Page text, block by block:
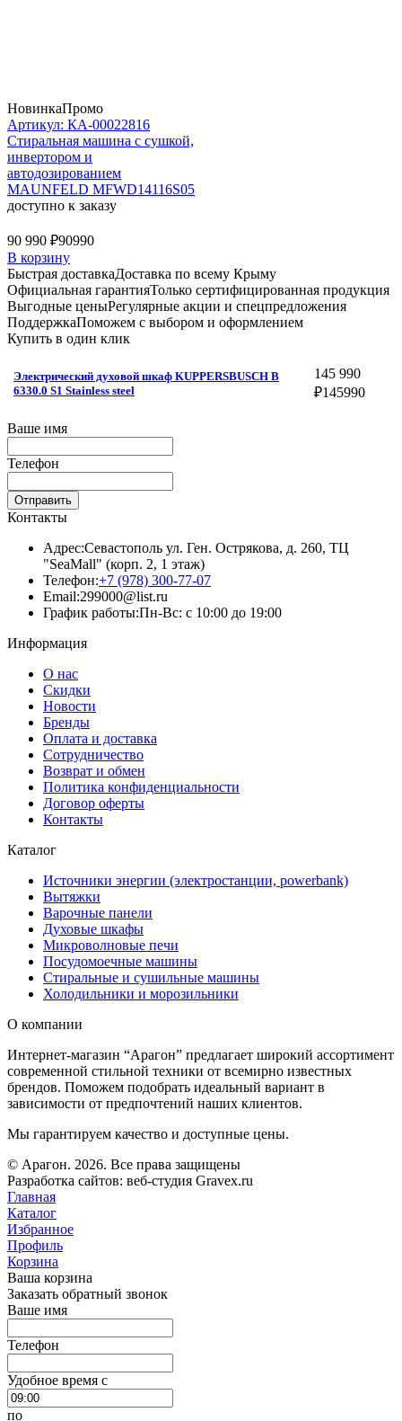
НовинкаПромо
Артикул: КА-00022816
Стиральная машина c сушкой,
инвертором и
автодозированием
MAUNFELD MFWD14116S05
доступно к заказу
90 990 ₽90990
В корзину
Быстрая доставкаДоставка по всему Крыму
Официальная гарантияТолько сертифицированная продукция
Выгодные ценыРегулярные акции и спецпредложения
ПоддержкаПоможем с выбором и оформлением
Купить в один клик
Электрический духовой шкаф KUPPERSBUSCH B
6330.0 S1 Stainless steel
145 990
₽145990
Ваше имя
Телефон
Отправить
Контакты
Адрес:Севастополь ул. Ген. Острякова, д. 260, ТЦ
"SeaMall" (корп. 2, 1 этаж)
Телефон:+7 (978) 300-77-07
Email:299000@list.ru
График работы:Пн-Вс: с 10:00 до 19:00
Информация
О нас
Скидки
Новости
Бренды
Оплата и доставка
Сотрудничество
Возврат и обмен
Политика конфиденциальности
Договор оферты
Контакты
Каталог
Источники энергии (электростанции, powerbank)
Вытяжки
Варочные панели
Духовые шкафы
Микроволновые печи
Посудомоечные машины
Стиральные и сушильные машины
Холодильники и морозильники
О компании
Интернет-магазин “Арагон” предлагает широкий ассортимент
современной стильной техники от всемирно известных
брендов. Поможем подобрать идеальный вариант в
зависимости от предпочтений наших клиентов.
Мы гарантируем качество и доступные цены.
© Арагон. 2026. Все права защищены
Разработка сайтов: веб-студия Gravex.ru
Главная
Каталог
Избранное
Профиль
Корзина
Ваша корзина
Заказать обратный звонок
Ваше имя
Телефон
Удобное время c
по